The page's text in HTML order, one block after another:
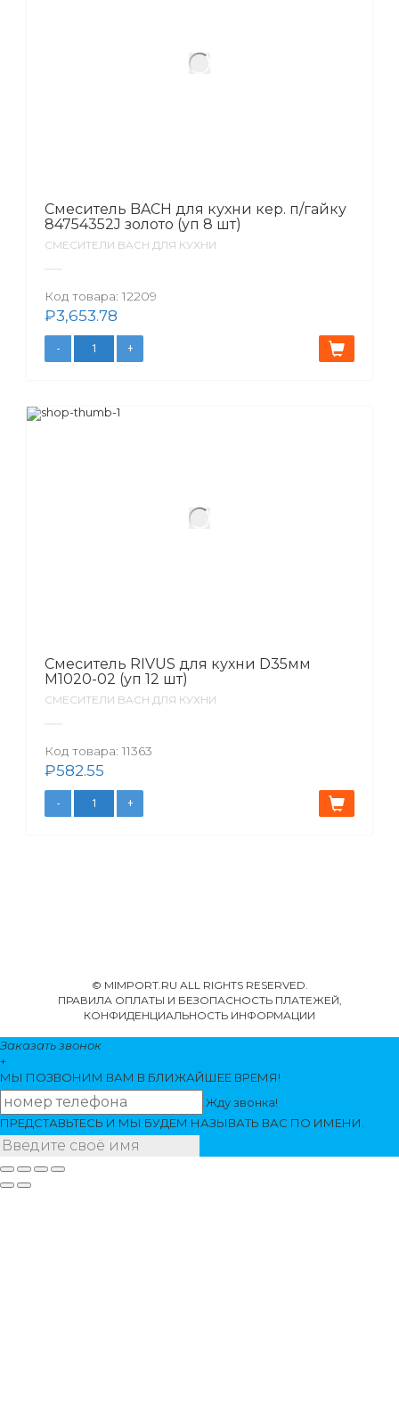
Смеситель BACH для кухни кер. п/гайку
84754352J золото (уп 8 шт)
СМЕСИТЕЛИ BACH ДЛЯ КУХНИ
Код товара: 12209
₽3,653.78
Смеситель RIVUS для кухни D35мм
M1020-02 (уп 12 шт)
СМЕСИТЕЛИ BACH ДЛЯ КУХНИ
Код товара: 11363
₽582.55
© MIMPORT.RU ALL RIGHTS RESERVED.
ПРАВИЛА ОПЛАТЫ И БЕЗОПАСНОСТЬ ПЛАТЕЖЕЙ,
КОНФИДЕНЦИАЛЬНОСТЬ ИНФОРМАЦИИ
Заказать звонок
+
МЫ ПОЗВОНИМ ВАМ В БЛИЖАЙШЕЕ ВРЕМЯ!
Жду звонка!
ПРЕДСТАВЬТЕСЬ И МЫ БУДЕМ НАЗЫВАТЬ ВАС ПО ИМЕНИ.